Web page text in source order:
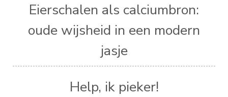
Eierschalen als calciumbron:
oude wijsheid in een modern
jasje
Help, ik pieker!